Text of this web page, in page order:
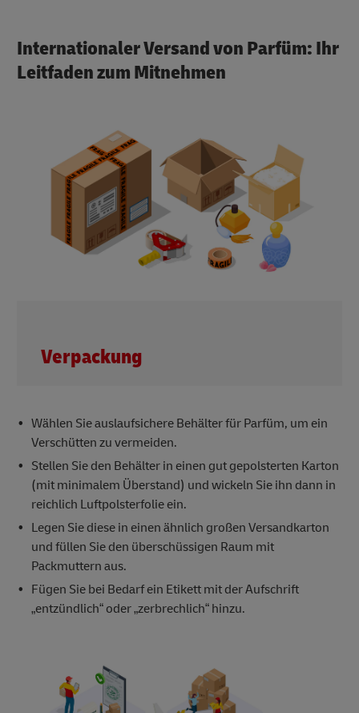
Internationaler Versand von Parfüm: Ihr
Leitfaden zum Mitnehmen
Verpackung
Wählen Sie auslaufsichere Behälter für Parfüm, um ein
Verschütten zu vermeiden.
Stellen Sie den Behälter in einen gut gepolsterten Karton
(mit minimalem Überstand) und wickeln Sie ihn dann in
reichlich Luftpolsterfolie ein.
Legen Sie diese in einen ähnlich großen Versandkarton
und füllen Sie den überschüssigen Raum mit
Packmuttern aus.
Fügen Sie bei Bedarf ein Etikett mit der Aufschrift
„entzündlich“ oder „zerbrechlich“ hinzu.